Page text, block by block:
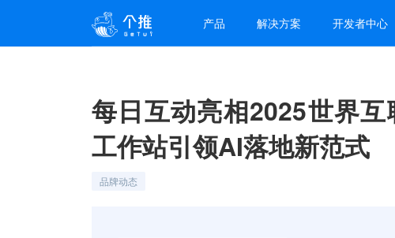
产品 解决方案 开发者中心
每日互动亮相2025世界
工作站引领AI落地新范式
品牌动态